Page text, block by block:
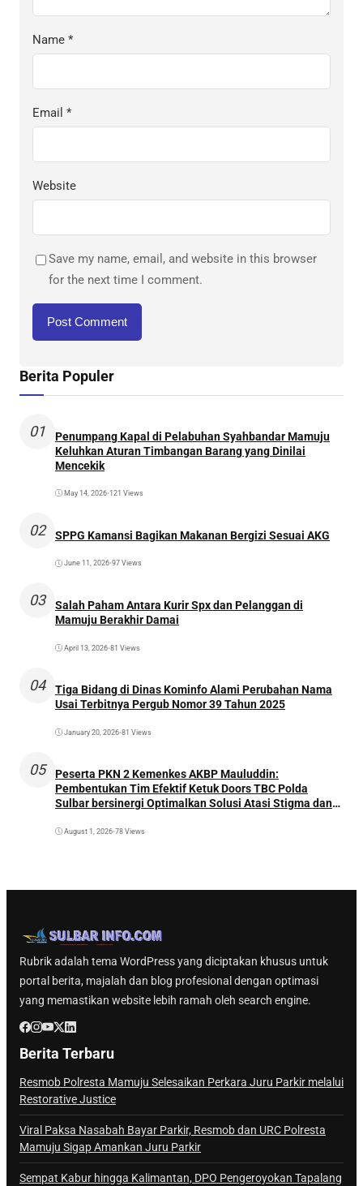
Name *
Email *
Website
Save my name, email, and website in this browser
for the next time I comment.
Berita Populer
01
Penumpang Kapal di Pelabuhan Syahbandar Mamuju
Keluhkan Aturan Timbangan Barang yang Dinilai
Mencekik
May 14, 2026•121 Views
02 SPPG Kamansi Bagikan Makanan Bergizi Sesuai AKG
June 11, 2026•97 Views
03
Salah Paham Antara Kurir Spx dan Pelanggan di
Mamuju Berakhir Damai
April 13, 2026•81 Views
04
Tiga Bidang di Dinas Kominfo Alami Perubahan Nama
Usai Terbitnya Pergub Nomor 39 Tahun 2025
January 20, 2026•81 Views
05
Peserta PKN 2 Kemenkes AKBP Mauluddin:
Pembentukan Tim Efektif Ketuk Doors TBC Polda
Sulbar bersinergi Optimalkan Solusi Atasi Stigma dan
August 1, 2026•78 Views
Rubrik adalah tema WordPress yang diciptakan khusus untuk
portal berita, majalah dan blog profesional dengan optimasi
yang memastikan website lebih ramah oleh search engine.
Berita Terbaru
Resmob Polresta Mamuju Selesaikan Perkara Juru Parkir melalui
Restorative Justice
Viral Paksa Nasabah Bayar Parkir, Resmob dan URC Polresta
Mamuju Sigap Amankan Juru Parkir
Sempat Kabur hingga Kalimantan, DPO Pengeroyokan Tapalang